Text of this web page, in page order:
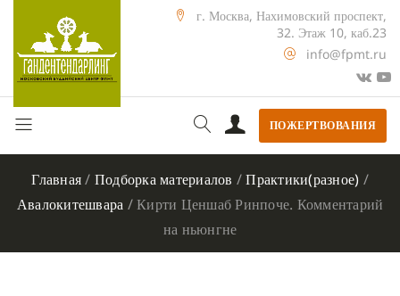
г. Москва, Нахимовский проспект,
32. Этаж 10, каб.23
info@fpmt.ru
ПОЖЕРТВОВАНИЯ
Главная/ Подборка материалов /Практики(разное) /
Авалокитешвара /Кирти Ценшаб Ринпоче. Комментарий
на ньюнгне